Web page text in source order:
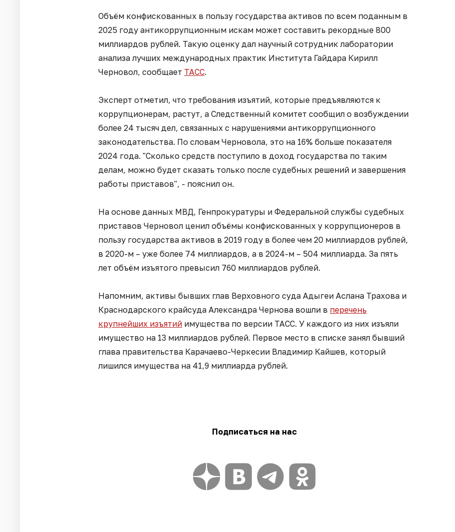
Объём конфискованных в пользу государства активов по всем поданным в
2025 году антикоррупционным искам может составить рекордные 800
миллиардов рублей. Такую оценку дал научный сотрудник лаборатории
анализа лучших международных практик Института Гайдара Кирилл
Черновол, сообщает ТАСС.
Эксперт отметил, что требования изъятий, которые предъявляются к
коррупционерам, растут, а Следственный комитет сообщил о возбуждении
более 24 тысяч дел, связанных с нарушениями антикоррупционного
законодательства. По словам Черновола, это на 16% больше показателя
2024 года. "Сколько средств поступило в доход государства по таким
делам, можно будет сказать только после судебных решений и завершения
работы приставов", - пояснил он.
На основе данных МВД, Генпрокуратуры и Федеральной службы судебных
приставов Черновол ценил объёмы конфискованных у коррупционеров в
пользу государства активов в 2019 году в более чем 20 миллиардов рублей,
в 2020-м – уже более 74 миллиардов, а в 2024-м – 504 миллиарда. За пять
лет объём изъятого превысил 760 миллиардов рублей.
Напомним, активы бывших глав Верховного суда Адыгеи Аслана Трахова и
Краснодарского крайсуда Александра Чернова вошли в перечень
крупнейших изъятий имущества по версии ТАСС. У каждого из них изъяли
имущество на 13 миллиардов рублей. Первое место в списке занял бывший
глава правительства Карачаево-Черкесии Владимир Кайшев, который
лишился имущества на 41,9 миллиарда рублей.
Подписаться на нас